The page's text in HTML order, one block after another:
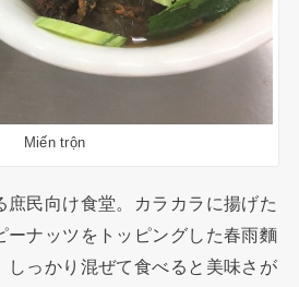
Miến trộn
庶民向け食堂。カラカラに揚げた
ーナッツをトッピングした春雨麵
しっかり混ぜて食べると美味さが